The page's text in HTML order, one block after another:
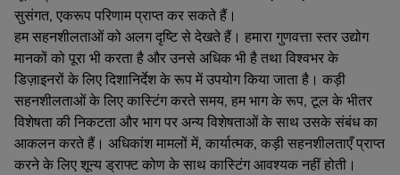
सुसंगत, एकरूप परिणाम प्राप्त कर सकते हैं।
हम सहनशीलताओं को अलग दृष्टि से देखते हैं। हमारा गुणवत्ता स्तर उद्योग
मानकों को पूरा भी करता है और उनसे अधिक भी है तथा विश्वभर के
डिज़ाइनरों के लिए दिशानिर्देश के रूप में उपयोग किया जाता है। कड़ी
सहनशीलताओं के लिए कास्टिंग करते समय, हम भाग के रूप, टूल के भीतर
विशेषता की निकटता और भाग पर अन्य विशेषताओं के साथ उसके संबंध का
आकलन करते हैं। अधिकांश मामलों में, कार्यात्मक, कड़ी सहनशीलताएँ प्राप्त
करने के लिए शून्य ड्राफ्ट कोण के साथ कास्टिंग आवश्यक नहीं होती।